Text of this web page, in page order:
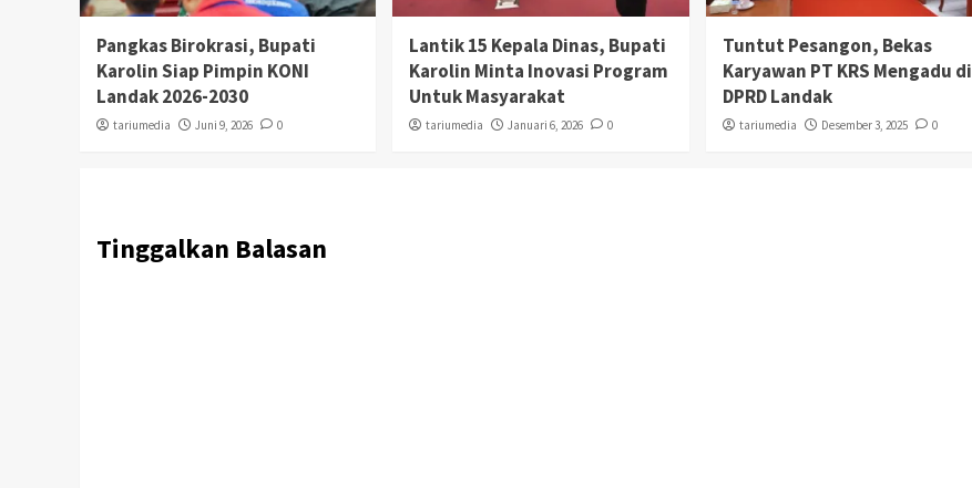
Pangkas Birokrasi, Bupati
Karolin Siap Pimpin KONI
Landak 2026-2030
tariumedia Juni 9, 2026 0
Lantik 15 Kepala Dinas, Bupati
Karolin Minta Inovasi Program
Untuk Masyarakat
tariumedia Januari 6, 2026 0
Tuntut Pesangon, Bekas
Karyawan PT KRS Mengadu di
DPRD Landak
tariumedia Desember 3, 2025 0
Tinggalkan Balasan